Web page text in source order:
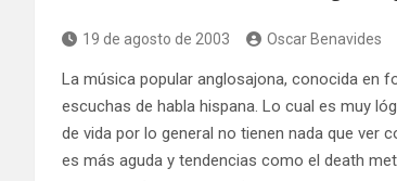
19 de agosto de 2003 Oscar Benavides
La música popular anglosajona, conocida en
escuchas de habla hispana. Lo cual es muy
de vida por lo general no tienen nada que ver
es más aguda y tendencias como el death